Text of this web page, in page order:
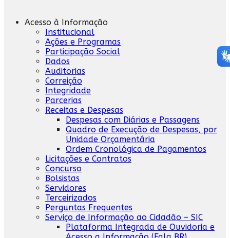
Acesso à Informação
Institucional
Ações e Programas
Participação Social
Dados
Auditorias
Correição
Integridade
Parcerias
Receitas e Despesas
Despesas com Diárias e Passagens
Quadro de Execução de Despesas, por
Unidade Orçamentária
Ordem Cronológica de Pagamentos
Licitações e Contratos
Concurso
Bolsistas
Servidores
Terceirizados
Perguntas Frequentes
Serviço de Informação ao Cidadão – SIC
Plataforma Integrada de Ouvidoria e